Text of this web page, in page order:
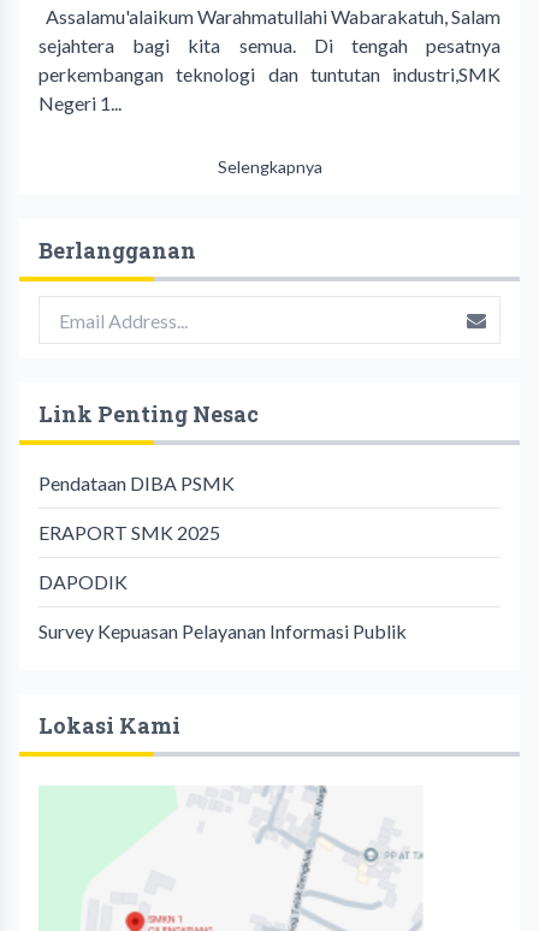
Assalamu'alaikum Warahmatullahi Wabarakatuh, Salam
sejahtera bagi kita semua. Di tengah pesatnya
perkembangan teknologi dan tuntutan industri,SMK
Negeri 1...
Selengkapnya
Berlangganan
Link Penting Nesac
Pendataan DIBA PSMK
ERAPORT SMK 2025
DAPODIK
Survey Kepuasan Pelayanan Informasi Publik
Lokasi Kami